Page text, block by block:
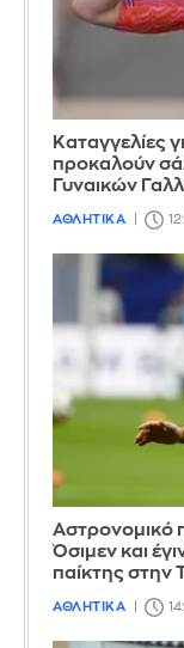
Καταγγελίες
προκαλούν
Γυναικών
ΑΘΛΗΤΙΚΑ
Αστρονομικό
Όσιμεν και
παίκτης στην
ΑΘΛΗΤΙΚΑ